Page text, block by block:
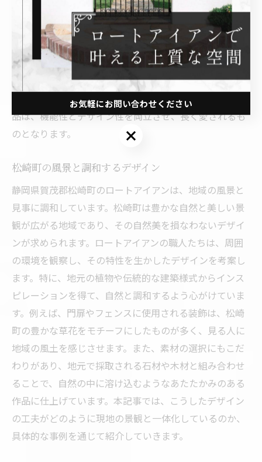
の工房では、伝統的な技法を用いながらも、現代のニー
ズに合ったデザインを追求しています。各作品は、職人
の手によって丁寧に仕上げられ、その結果、唯一無二の
存在感を放つことができます。ロートアイアンの曲線美
は、金属でありながら柔らかさや温もりを感じさせ、訪
れる人々に感動を与えます。職人の魂が宿るこれらの作
品は、機能性とデザイン性を両立させ、長く愛されるも
のとなります。
松崎町の風景と調和するデザイン
静岡県賀茂郡松崎町のロートアイアンは、地域の風景と
見事に調和しています。松崎町は豊かな自然と美しい景
観が広がる地域であり、その自然美を損なわないデザイ
ンが求められます。ロートアイアンの職人たちは、周囲
の環境を観察し、その特性を生かしたデザインを考案し
ます。特に、地元の植物や伝統的な建築様式からインス
ピレーションを得て、自然と調和するよう心がけていま
す。例えば、門扉やフェンスに使用される装飾は、松崎
町の豊かな草花をモチーフにしたものが多く、見る人に
地域の風土を感じさせます。また、素材の選択にもこだ
わりがあり、地元で採取される石材や木材と組み合わせ
ることで、自然の中に溶け込むようなあたたかみのある
作品に仕上げています。本記事では、こうしたデザイン
の工夫がどのように現地の景観と一体化しているのか、
具体的な事例を通じて紹介していきます。
お気軽にお問い合わせください
お気軽にお問い合わせください